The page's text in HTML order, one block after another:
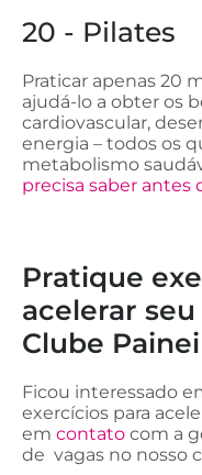
20 - Pilates
Praticar apenas 20
ajudá-lo a obter os
cardiovascular,
energia – todos os
metabolismo
precisa saber antes
Pratique
acelerar
Clube
Ficou interessado
exercícios para
em contato com a
de vagas no nosso